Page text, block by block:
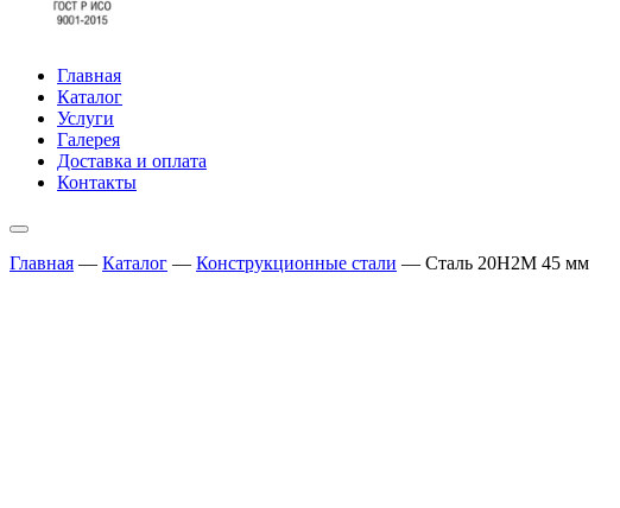
Главная
Каталог
Услуги
Галерея
Доставка и оплата
Контакты
Главная — Каталог — Конструкционные стали — Сталь 20Н2М 45 мм